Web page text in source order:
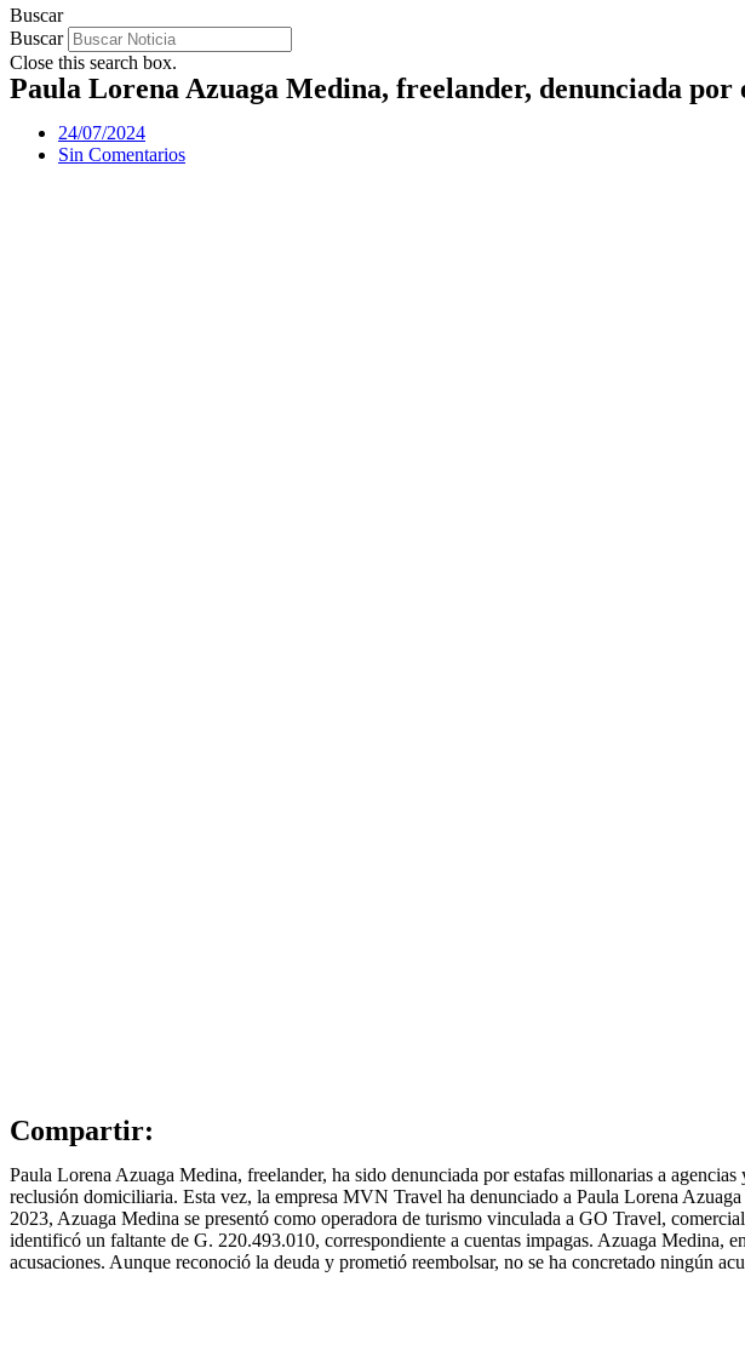
Buscar
Buscar
Close this search box.
Paula Lorena Azuaga Medina, freelander, denunciada
24/07/2024
Sin Comentarios
Compartir:
Paula Lorena Azuaga Medina, freelander, ha sido denunciada por estafas millonarias a
reclusión domiciliaria. Esta vez, la empresa MVN Travel ha denunciado a Paula Lorena
2023, Azuaga Medina se presentó como operadora de turismo vinculada a GO Travel,
identificó un faltante de G. 220.493.010, correspondiente a cuentas impagas. Azuaga
acusaciones. Aunque reconoció la deuda y prometió reembolsar, no se ha concretado ningún